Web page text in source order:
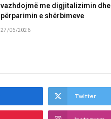
vazhdojmë me digjitalizimin dhe
përparimin e shërbimeve
27/06/2026
Twitter